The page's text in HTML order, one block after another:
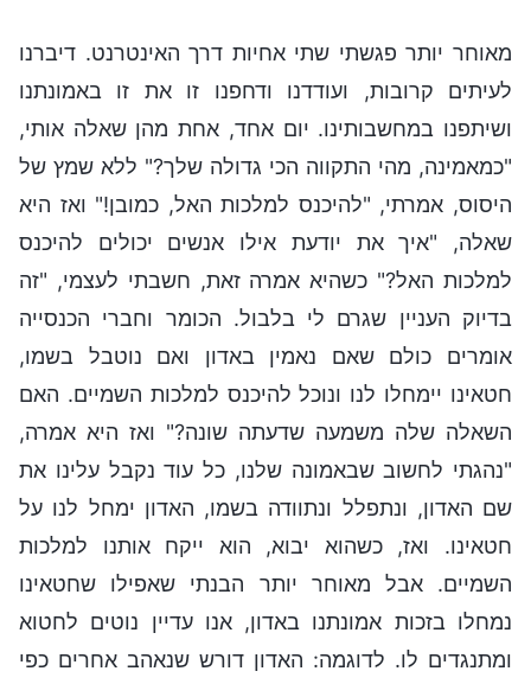
מאוחר יותר פגשתי שתי אחיות דרך האינטרנט. דיברנו
לעיתים קרובות, ועודדנו ודחפנו זו את זו באמונתנו
ושיתפנו במחשבותינו. יום אחד, אחת מהן שאלה אותי,
"כמאמינה, מהי התקווה הכי גדולה שלך?" ללא שמץ של
היסוס, אמרתי, "להיכנס למלכות האל, כמובן!" ואז היא
שאלה, "איך את יודעת אילו אנשים יכולים להיכנס
למלכות האל?" כשהיא אמרה זאת, חשבתי לעצמי, "זה
בדיוק העניין שגרם לי בלבול. הכומר וחברי הכנסייה
אומרים כולם שאם נאמין באדון ואם נוטבל בשמו,
חטאינו יימחלו לנו ונוכל להיכנס למלכות השמיים. האם
השאלה שלה משמעה שדעתה שונה?" ואז היא אמרה,
"נהגתי לחשוב שבאמונה שלנו, כל עוד נקבל עלינו את
שם האדון, ונתפלל ונתוודה בשמו, האדון ימחל לנו על
חטאינו. ואז, כשהוא יבוא, הוא ייקח אותנו למלכות
השמיים. אבל מאוחר יותר הבנתי שאפילו שחטאינו
נמחלו בזכות אמונתנו באדון, אנו עדיין נוטים לחטוא
ומתנגדים לו. לדוגמה: האדון דורש שנאהב אחרים כפי